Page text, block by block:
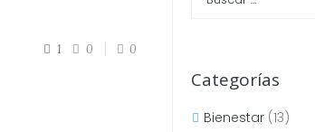
1 0 0
Categorías
Bienestar (13)